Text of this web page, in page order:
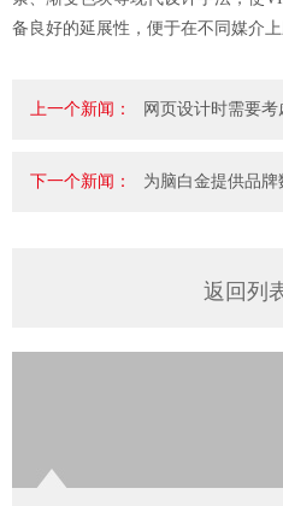
备良好的延展性，便于在不同媒介上
上一个新闻： 网页设计时需要考
下一个新闻： 为脑白金提供品
返回列